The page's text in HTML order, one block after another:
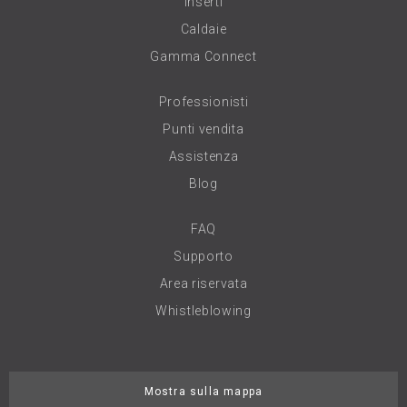
Caldaie
Gamma Connect
Professionisti
Punti vendita
Assistenza
Blog
FAQ
Supporto
Area riservata
Whistleblowing
Mostra sulla mappa